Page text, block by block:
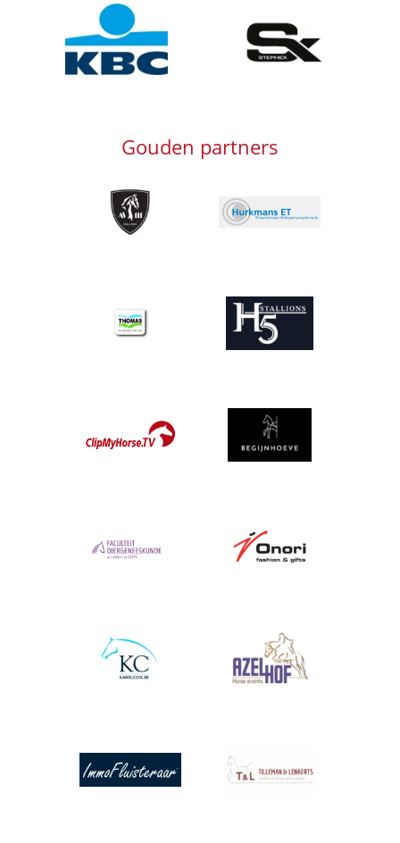
Afbeelding
Gouden partners
Afbeelding
Afbeelding
Afbeelding
Afbeelding
Afbeelding Afbeelding
Afbeelding Afbeelding
Afbeelding Afbeelding